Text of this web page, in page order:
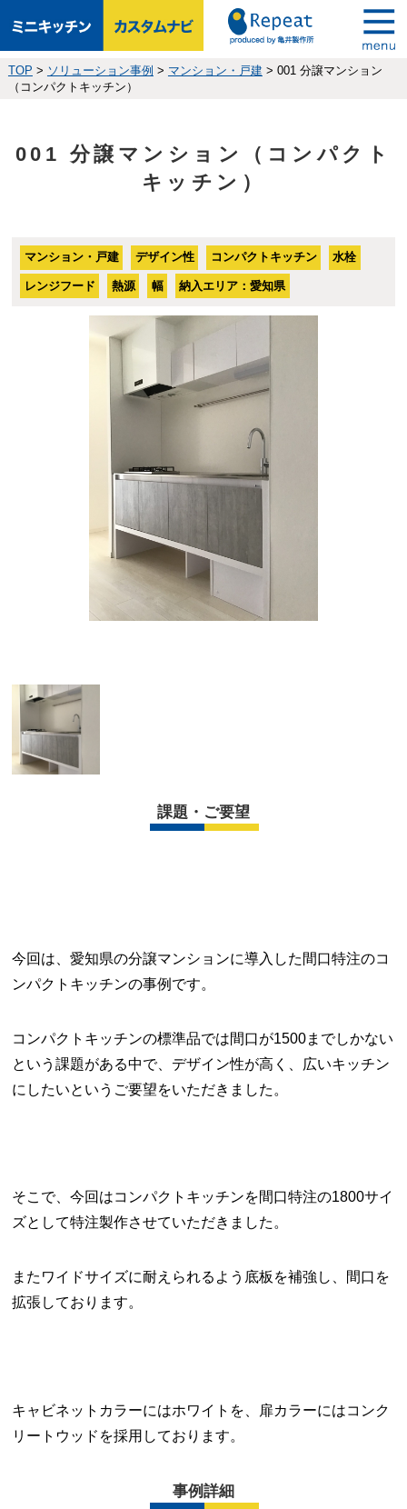
TOP > ソリューション事例 > マンション・戸建 > 001 分譲マンション
（コンパクトキッチン）
001 分譲マンション（コンパクト
キッチン）
マンション・戸建 デザイン性 コンパクトキッチン 水栓
レンジフード 熱源 幅 納入エリア：愛知県
課題・ご要望
今回は、愛知県の分譲マンションに導入した間口特注のコ
ンパクトキッチンの事例です。
コンパクトキッチンの標準品では間口が1500までしかない
という課題がある中で、デザイン性が高く、広いキッチン
にしたいというご要望をいただきました。
そこで、今回はコンパクトキッチンを間口特注の1800サイ
ズとして特注製作させていただきました。
またワイドサイズに耐えられるよう底板を補強し、間口を
拡張しております。
キャビネットカラーにはホワイトを、扉カラーにはコンク
リートウッドを採用しております。
事例詳細